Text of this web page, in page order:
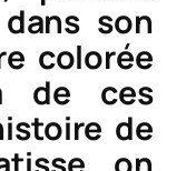
son
colorée
de ces
de